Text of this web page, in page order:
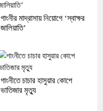
গাংনীর মাদ্রাসায় নিয়োগে ‘স্বাক্ষর
জালিয়াতি’
গাংনীতে চাচার হাসুয়ার কোপে
ভাতিজার মৃত্যু